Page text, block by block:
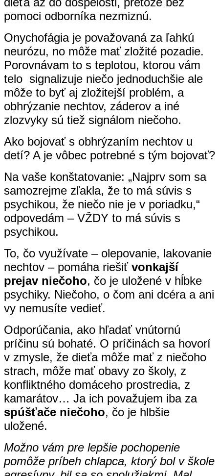
pomoci odborníka nezmiznú.
Onychofágia je považovaná za ľahkú
neurózu, no môže mať zložité pozadie.
Porovnávam to s teplotou, ktorou vám
telo signalizuje niečo jednoduchšie ale
môže to byť aj zložitejší problém, a
obhrýzanie nechtov, záderov a iné
zlozvyky sú tiež signálom niečoho.
Ako bojovať s obhrýzaním nechtov u
detí? A je vôbec potrebné s tým bojovať?
Na vaše konštatovanie: „Najprv som sa
samozrejme zľakla, že to má súvis s
psychikou, že niečo nie je v poriadku,“
odpovedám – VŽDY to má súvis s
psychikou.
To, čo využívate – olepovanie, lakovanie
nechtov – pomáha riešiť vonkajší
prejav niečoho, čo je uložené v hĺbke
psychiky. Niečoho, o čom ani dcéra a ani
vy nemusíte vedieť.
Odporúčania, ako hľadať vnútornú
príčinu sú bohaté. O príčinách sa hovorí
v zmysle, že dieťa môže mať z niečoho
strach, môže mať obavy zo školy, z
konfliktného domáceho prostredia, z
kamarátov… Ja ich považujem iba za
spúšťače niečoho, čo je hlbšie
uložené.
Možno vám pre lepšie pochopenie
pomôže príbeh chlapca, ktorý bol v škole